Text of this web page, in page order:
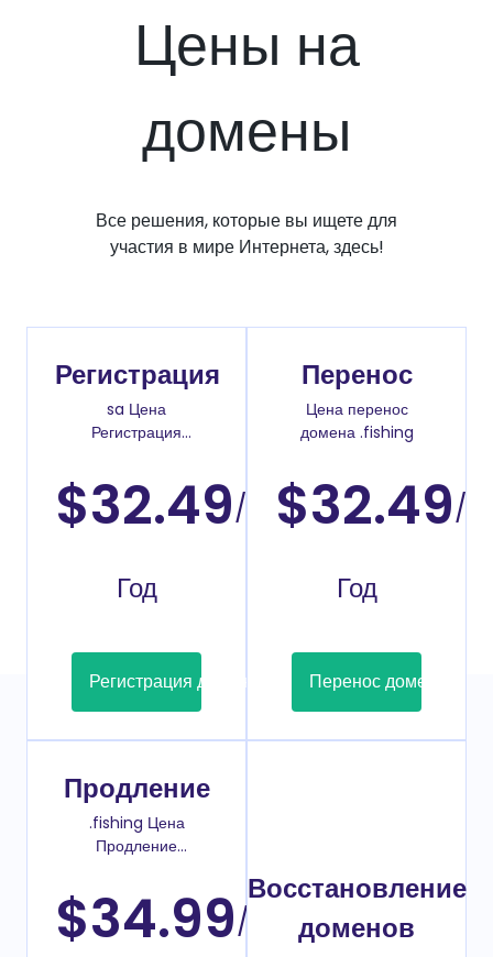
Цены на
домены
Все решения, которые вы ищете для
участия в мире Интернета, здесь!
Регистрация
sa Цена
Регистрация
$32.49/
Год
Регистрация домена
Перенос
Цена перенос
домена .fishing
$32.49/
Год
Перенос домена
Продление
.fishing Цена
Продление
$34.99/
Восстановление
доменов